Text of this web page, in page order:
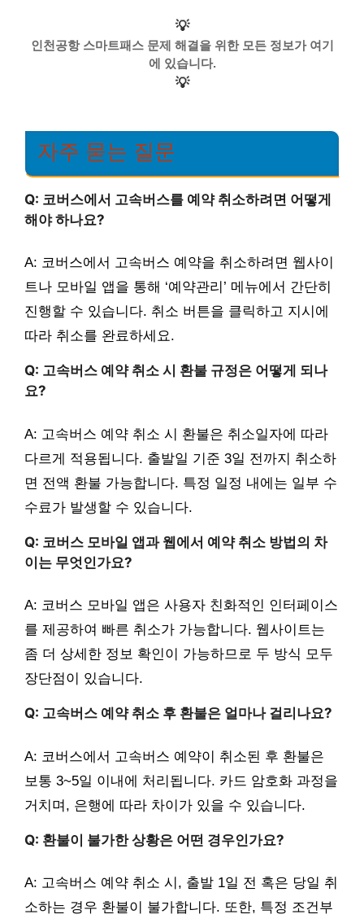
💡
인천공항 스마트패스 문제 해결을 위한 모든 정보가 여기
에 있습니다.
💡
자주 묻는 질문
Q: 코버스에서 고속버스를 예약 취소하려면 어떻게
해야 하나요?
A: 코버스에서 고속버스 예약을 취소하려면 웹사이
트나 모바일 앱을 통해 ‘예약관리’ 메뉴에서 간단히
진행할 수 있습니다. 취소 버튼을 클릭하고 지시에
따라 취소를 완료하세요.
Q: 고속버스 예약 취소 시 환불 규정은 어떻게 되나
요?
A: 고속버스 예약 취소 시 환불은 취소일자에 따라
다르게 적용됩니다. 출발일 기준 3일 전까지 취소하
면 전액 환불 가능합니다. 특정 일정 내에는 일부 수
수료가 발생할 수 있습니다.
Q: 코버스 모바일 앱과 웹에서 예약 취소 방법의 차
이는 무엇인가요?
A: 코버스 모바일 앱은 사용자 친화적인 인터페이스
를 제공하여 빠른 취소가 가능합니다. 웹사이트는
좀 더 상세한 정보 확인이 가능하므로 두 방식 모두
장단점이 있습니다.
Q: 고속버스 예약 취소 후 환불은 얼마나 걸리나요?
A: 코버스에서 고속버스 예약이 취소된 후 환불은
보통 3~5일 이내에 처리됩니다. 카드 암호화 과정을
거치며, 은행에 따라 차이가 있을 수 있습니다.
Q: 환불이 불가한 상황은 어떤 경우인가요?
A: 고속버스 예약 취소 시, 출발 1일 전 혹은 당일 취
소하는 경우 환불이 불가합니다. 또한, 특정 조건부